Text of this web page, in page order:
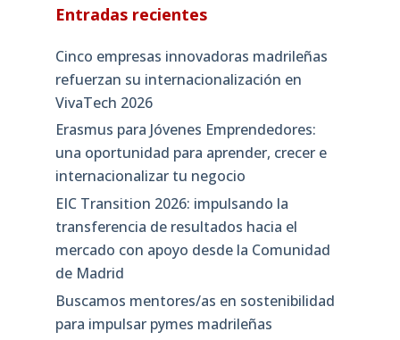
Entradas recientes
Cinco empresas innovadoras madrileñas
refuerzan su internacionalización en
VivaTech 2026
Erasmus para Jóvenes Emprendedores:
una oportunidad para aprender, crecer e
internacionalizar tu negocio
EIC Transition 2026: impulsando la
transferencia de resultados hacia el
mercado con apoyo desde la Comunidad
de Madrid
Buscamos mentores/as en sostenibilidad
para impulsar pymes madrileñas